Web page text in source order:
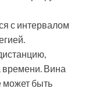
с интервалом
времени. Вина
может быть